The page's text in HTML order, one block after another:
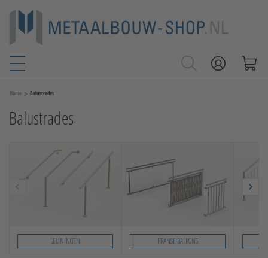
Home > Balustrades
Balustrades
LEUNINGEN FRANSE BALKONS